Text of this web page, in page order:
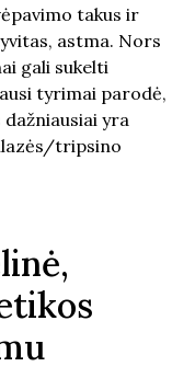
takus ir
astma. Nors
gali sukelti
tyrimai parodė,
yra
tripsino